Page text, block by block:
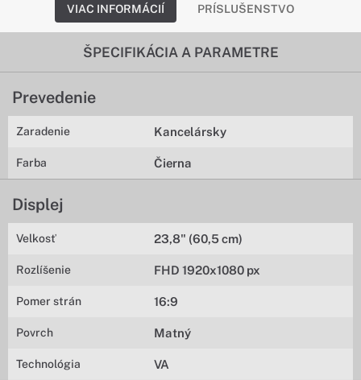
VIAC INFORMÁCIÍ PRÍSLUŠENSTVO
ŠPECIFIKÁCIA A PARAMETRE
Prevedenie
Zaradenie Kancelársky
Farba Čierna
Displej
Velkosť 23,8" (60,5 cm)
Rozlíšenie FHD 1920x1080 px
Pomer strán 16:9
Povrch Matný
Technológia VA